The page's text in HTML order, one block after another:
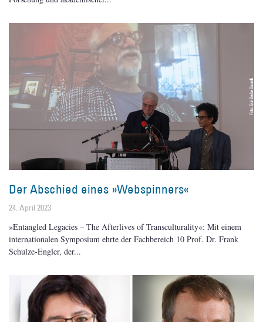
Der Abschied eines »Webspinners«
24. April 2023
»Entangled Legacies – The Afterlives of Transculturality«: Mit einem
internationalen Symposium ehrte der Fachbereich 10 Prof. Dr. Frank
Schulze-Engler, der